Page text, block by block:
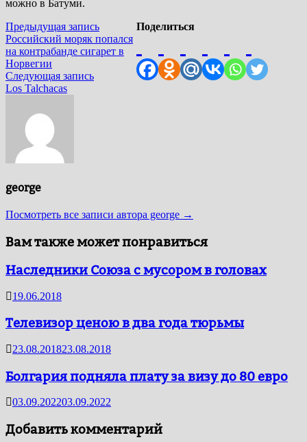
можно в Батуми.
Поделиться
Навигация
по
записям
Предыдущая записьПредыдущая
запись:
Российский моряк попался
на контрабанде сигарет в
Норвегии
Следующая записьСледующая
Los Talchacas
george
Посмотреть все записи автора george →
Вам также может понравиться
Наследники Союза с мусором в головах
19.06.2018
Телевизор ценою в два года тюрьмы
23.08.201823.08.2018
Болгария подняла плату за визу до 80 евро
03.09.202203.09.2022
Добавить комментарий